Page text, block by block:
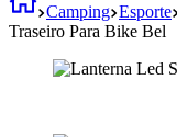
Camping Esporte
Traseiro Para Bike Bel